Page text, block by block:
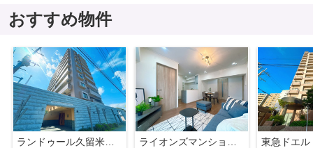
おすすめ物件
ランドゥール久留米サウスステージ☆仲介手数料無料☆